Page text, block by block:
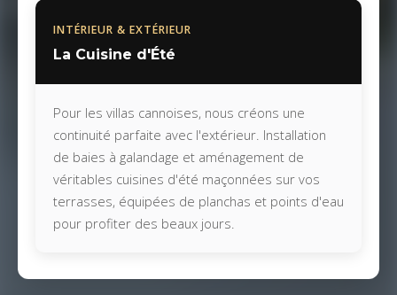
INTÉRIEUR & EXTÉRIEUR
La Cuisine d'Été
Pour les villas cannoises, nous créons une
continuité parfaite avec l'extérieur. Installation
de baies à galandage et aménagement de
véritables cuisines d'été maçonnées sur vos
terrasses, équipées de planchas et points d'eau
pour profiter des beaux jours.